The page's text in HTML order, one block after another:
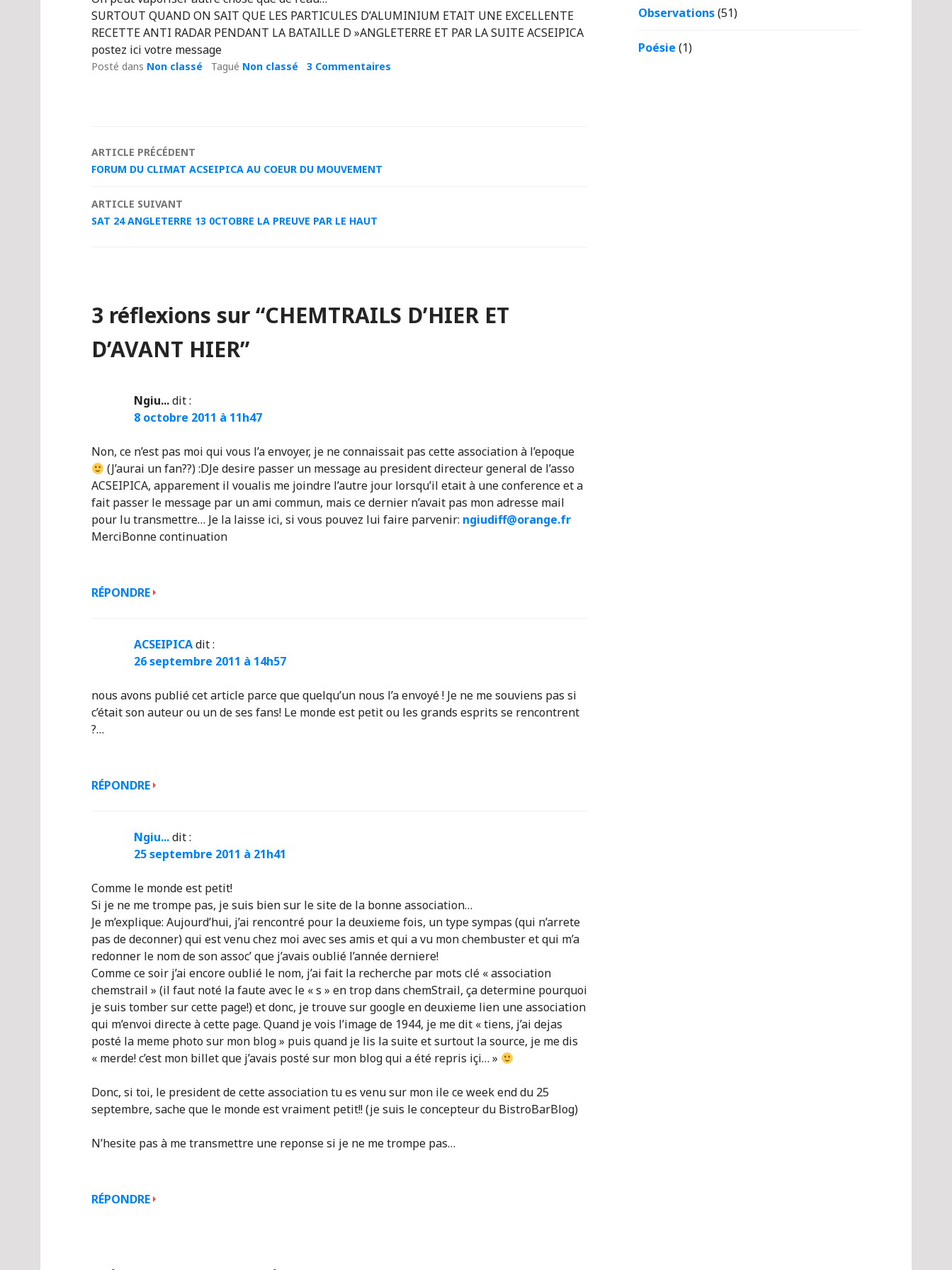
SURTOUT QUAND ON SAIT QUE LES PARTICULES D’ALUMINIUM ETAIT UNE EXCELLENTE
RECETTE ANTI RADAR PENDANT LA BATAILLE D »ANGLETERRE ET PAR LA SUITE ACSEIPICA
postez ici votre message
Posté dans Non classé Tagué Non classé 3 Commentaires
Navigation
articles
ARTICLE PRÉCÉDENT
FORUM DU CLIMAT ACSEIPICA AU COEUR DU MOUVEMENT
ARTICLE SUIVANT
SAT 24 ANGLETERRE 13 0CTOBRE LA PREUVE PAR LE HAUT
3 réflexions sur “CHEMTRAILS D’HIER ET
D’AVANT HIER”
Ngiu...dit :
8 octobre 2011 à 11h47
Non, ce n’est pas moi qui vous l’a envoyer, je ne connaissait pas cette association à l’epoque
(J’aurai un fan??) :DJe desire passer un message au president directeur general de l’asso
ACSEIPICA, apparement il voualis me joindre l’autre jour lorsqu’il etait à une conference et a
fait passer le message par un ami commun, mais ce dernier n’avait pas mon adresse mail
pour lu transmettre… Je la laisse ici, si vous pouvez lui faire parvenir: ngiudiff@orange.fr
MerciBonne continuation
RÉPONDRE
ACSEIPICAdit :
26 septembre 2011 à 14h57
nous avons publié cet article parce que quelqu’un nous l’a envoyé ! Je ne me souviens pas si
c’était son auteur ou un de ses fans! Le monde est petit ou les grands esprits se rencontrent
?…
RÉPONDRE
Ngiu...dit :
25 septembre 2011 à 21h41
Comme le monde est petit!
Si je ne me trompe pas, je suis bien sur le site de la bonne association…
Je m’explique: Aujourd’hui, j’ai rencontré pour la deuxieme fois, un type sympas (qui n’arrete
pas de deconner) qui est venu chez moi avec ses amis et qui a vu mon chembuster et qui m’a
redonner le nom de son assoc’ que j’avais oublié l’année derniere!
Comme ce soir j’ai encore oublié le nom, j’ai fait la recherche par mots clé « association
chemstrail » (il faut noté la faute avec le « s » en trop dans chemStrail, ça determine pourquoi
je suis tomber sur cette page!) et donc, je trouve sur google en deuxieme lien une association
qui m’envoi directe à cette page. Quand je vois l’image de 1944, je me dit « tiens, j’ai dejas
posté la meme photo sur mon blog » puis quand je lis la suite et surtout la source, je me dis
« merde! c’est mon billet que j’avais posté sur mon blog qui a été repris içi… »
Donc, si toi, le president de cette association tu es venu sur mon ile ce week end du 25
septembre, sache que le monde est vraiment petit!! (je suis le concepteur du BistroBarBlog)
N’hesite pas à me transmettre une reponse si je ne me trompe pas…
RÉPONDRE
Observations(51)
Poésie (1)